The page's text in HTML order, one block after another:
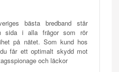
bästa bredband står
sida i alla frågor som rör
på nätet. Som kund hos
får ett optimalt skydd mot
och läckor